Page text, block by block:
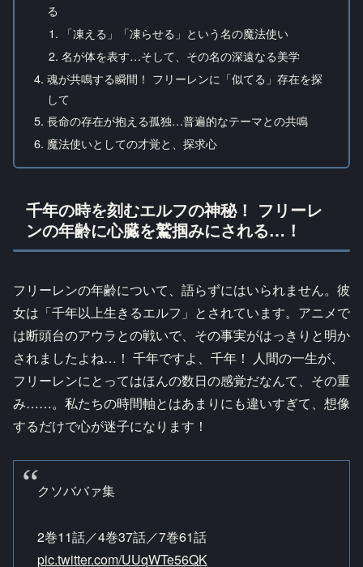
る
「凍える」「凍らせる」という名の魔法使い
名が体を表す…そして、その名の深遠なる美学
魂が共鳴する瞬間！ フリーレンに「似てる」存在を探
して
長命の存在が抱える孤独…普遍的なテーマとの共鳴
魔法使いとしての才覚と、探求心
千年の時を刻むエルフの神秘！ フリーレ
ンの年齢に心臓を鷲掴みにされる…！
フリーレンの年齢について、語らずにはいられません。彼
女は「千年以上生きるエルフ」とされています。アニメで
は断頭台のアウラとの戦いで、その事実がはっきりと明か
されましたよね…！ 千年ですよ、千年！ 人間の一生が、
フリーレンにとってはほんの数日の感覚だなんて、その重
み……。私たちの時間軸とはあまりにも違いすぎて、想像
するだけで心が迷子になります！
クソババァ集
2巻11話／4巻37話／7巻61話
pic.twitter.com/UUqWTe56QK